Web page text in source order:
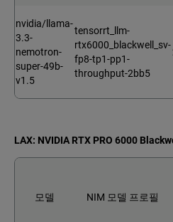
nvidia/llama-
3.3-
nemotron-
super-49b-
v1.5
tensorrt_llm-
rtx6000_blackwell_sv-
fp8-tp1-pp1-
throughput-2bb5
LAX: NVIDIA RTX PRO 6000
모델 NIM 모델 프로필